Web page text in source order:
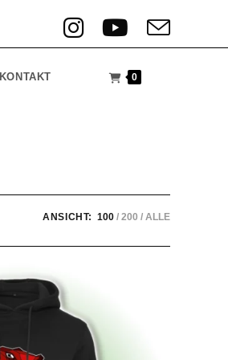
KONTAKT 0
ANSICHT: 100 200 ALLE